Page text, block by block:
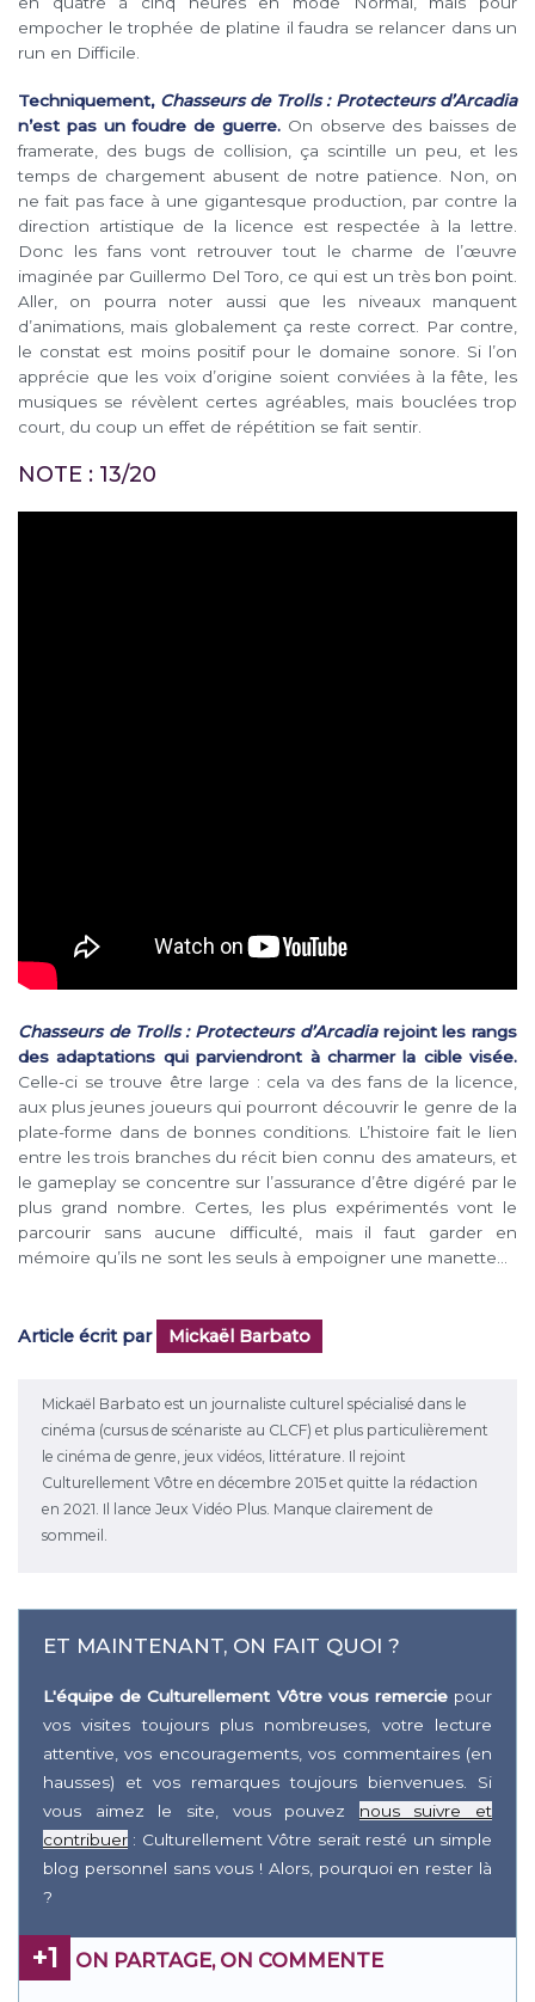
empocher le trophée de platine il faudra se relancer dans un
run en Difficile.
Techniquement, Chasseurs de Trolls : Protecteurs d’Arcadia
n’est pas un foudre de guerre. On observe des baisses de
framerate, des bugs de collision, ça scintille un peu, et les
temps de chargement abusent de notre patience. Non, on
ne fait pas face à une gigantesque production, par contre la
direction artistique de la licence est respectée à la lettre.
Donc les fans vont retrouver tout le charme de l’œuvre
imaginée par Guillermo Del Toro, ce qui est un très bon point.
Aller, on pourra noter aussi que les niveaux manquent
d’animations, mais globalement ça reste correct. Par contre,
le constat est moins positif pour le domaine sonore. Si l’on
apprécie que les voix d’origine soient conviées à la fête, les
musiques se révèlent certes agréables, mais bouclées trop
court, du coup un effet de répétition se fait sentir.
NOTE : 13/20
Chasseurs de Trolls : Protecteurs d’Arcadiarejoint les rangs
des adaptations qui parviendront à charmer la cible visée.
Celle-ci se trouve être large : cela va des fans de la licence,
aux plus jeunes joueurs qui pourront découvrir le genre de la
plate-forme dans de bonnes conditions. L’histoire fait le lien
entre les trois branches du récit bien connu des amateurs, et
le gameplay se concentre sur l’assurance d’être digéré par le
plus grand nombre. Certes, les plus expérimentés vont le
parcourir sans aucune difficulté, mais il faut garder en
mémoire qu’ils ne sont les seuls à empoigner une manette…
Article écrit par Mickaël Barbato
Mickaël Barbato est un journaliste culturel spécialisé dans le
cinéma (cursus de scénariste au CLCF) et plus particulièrement
le cinéma de genre, jeux vidéos, littérature. Il rejoint
Culturellement Vôtre en décembre 2015 et quitte la rédaction
en 2021. Il lance Jeux Vidéo Plus. Manque clairement de
sommeil.
ET MAINTENANT, ON FAIT QUOI ?
L'équipe de Culturellement Vôtre vous remerciepour
vos visites toujours plus nombreuses, votre lecture
attentive, vos encouragements, vos commentaires (en
hausses) et vos remarques toujours bienvenues. Si
vous aimez le site, vous pouvez nous suivre et
contribuer : Culturellement Vôtre serait resté un simple
blog personnel sans vous ! Alors, pourquoi en rester là
?
+1 ON PARTAGE, ON COMMENTE